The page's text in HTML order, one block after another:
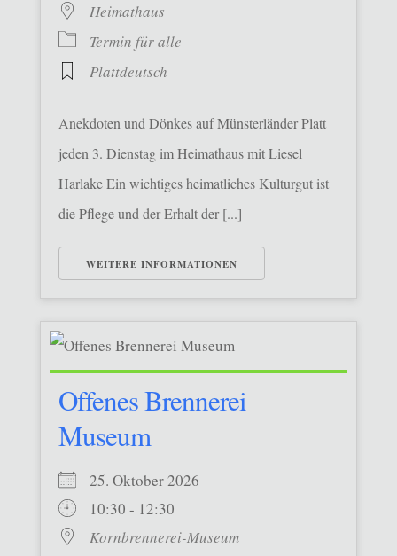
Heimathaus
Termin für alle
Plattdeutsch
Anekdoten und Dönkes auf Münsterländer Platt
jeden 3. Dienstag im Heimathaus mit Liesel
Harlake Ein wichtiges heimatliches Kulturgut ist
die Pflege und der Erhalt der [...]
WEITERE INFORMATIONEN
Offenes Brennerei
Museum
25. Oktober 2026
10:30 - 12:30
Kornbrennerei-Museum